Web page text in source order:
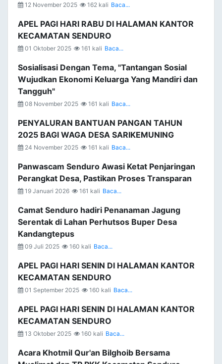
12 November 2025 162 kali Baca...
APEL PAGI HARI RABU DI HALAMAN KANTOR
KECAMATAN SENDURO
01 Oktober 2025 161 kali Baca...
Sosialisasi Dengan Tema, "Tantangan Sosial
Wujudkan Ekonomi Keluarga Yang Mandiri dan
Tangguh"
08 November 2025 161 kali Baca...
PENYALURAN BANTUAN PANGAN TAHUN
2025 BAGI WAGA DESA SARIKEMUNING
24 November 2025 161 kali Baca...
Panwascam Senduro Awasi Ketat Penjaringan
Perangkat Desa, Pastikan Proses Transparan
19 Januari 2026 161 kali Baca...
Camat Senduro hadiri Penanaman Jagung
Serentak di Lahan Perhutsos Buper Desa
Kandangtepus
09 Juli 2025 160 kali Baca...
APEL PAGI HARI SENIN DI HALAMAN KANTOR
KECAMATAN SENDURO
01 September 2025 160 kali Baca...
APEL PAGI HARI SENIN DI HALAMAN KANTOR
KECAMATAN SENDURO
13 Oktober 2025 160 kali Baca...
Acara Khotmil Qur'an Bilghoib Bersama